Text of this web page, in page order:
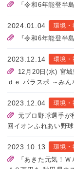
「令和6年能登半
2024.01.04 環境・
『令和6年能登半
2023.12.14 環境・
12月20日(水) 宮
ｄｅ パラスポ ～み
2023.12.04 環境・
元プロ野球選手が
回イオンふれあい野
2023.10.13 環境・
「あきた元気！